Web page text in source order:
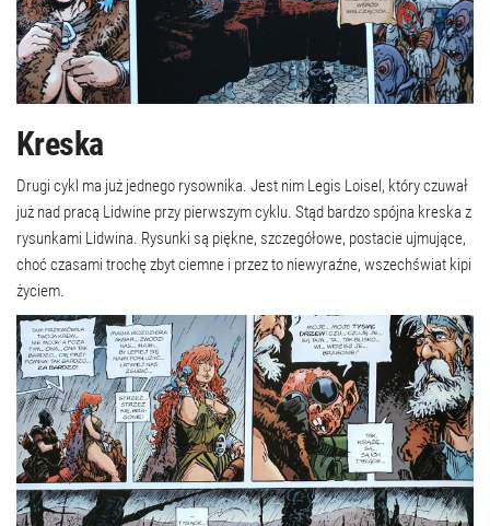
Kreska
Drugi cykl ma już jednego rysownika. Jest nim Legis Loisel, który czuwał
już nad pracą Lidwine przy pierwszym cyklu. Stąd bardzo spójna kreska z
rysunkami Lidwina. Rysunki są piękne, szczegółowe, postacie ujmujące,
choć czasami trochę zbyt ciemne i przez to niewyraźne, wszechświat kipi
życiem.